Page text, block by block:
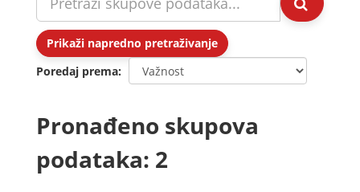
Prikaži napredno pretraživanje
Poredaj prema
Pronađeno skupova
podataka: 2